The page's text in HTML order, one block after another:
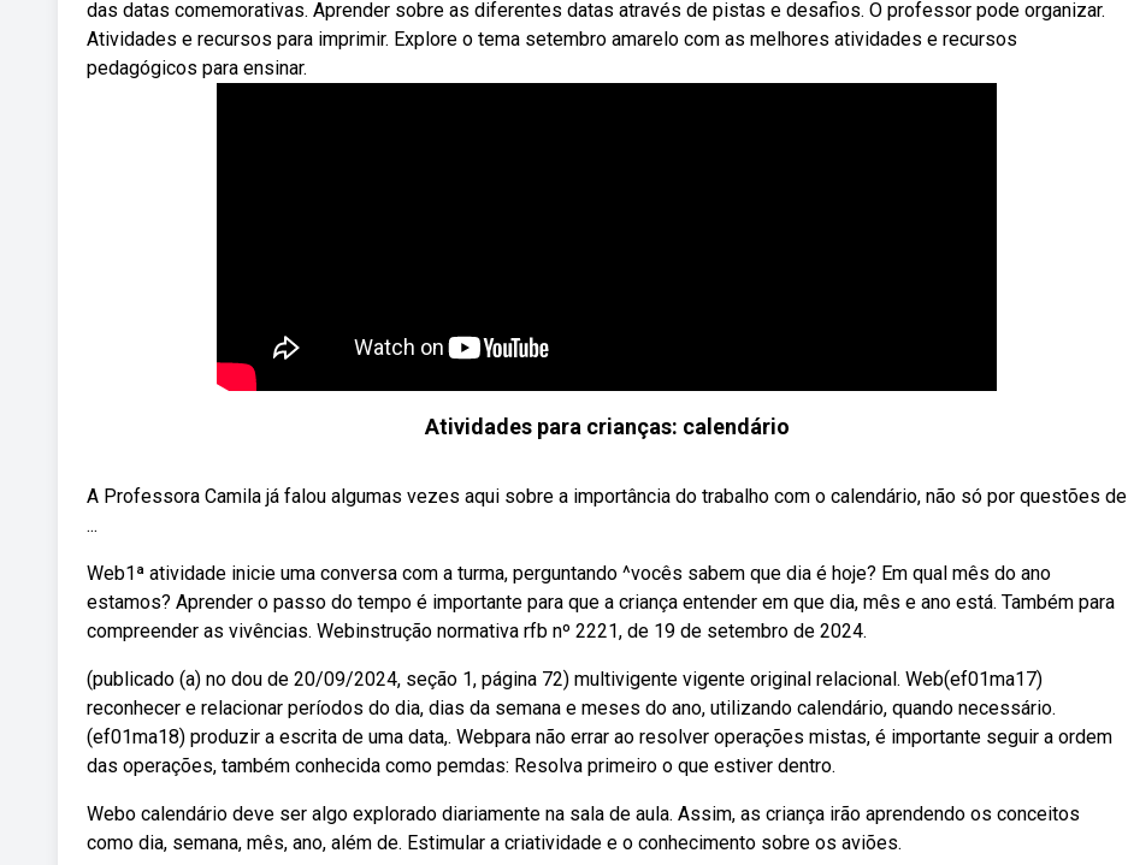
das datas comemorativas. Aprender sobre as diferentes datas através de pistas e desafios. O professor pode organizar.
Atividades e recursos para imprimir. Explore o tema setembro amarelo com as melhores atividades e recursos
pedagógicos para ensinar.
Atividades para crianças: calendário
A Professora Camila já falou algumas vezes aqui sobre a importância do trabalho com o calendário, não só por questões de
...
Web1ª atividade inicie uma conversa com a turma, perguntando ^vocês sabem que dia é hoje? Em qual mês do ano
estamos? Aprender o passo do tempo é importante para que a criança entender em que dia, mês e ano está. Também para
compreender as vivências. Webinstrução normativa rfb nº 2221, de 19 de setembro de 2024.
(publicado (a) no dou de 20/09/2024, seção 1, página 72) multivigente vigente original relacional. Web(ef01ma17)
reconhecer e relacionar períodos do dia, dias da semana e meses do ano, utilizando calendário, quando necessário.
(ef01ma18) produzir a escrita de uma data,. Webpara não errar ao resolver operações mistas, é importante seguir a ordem
das operações, também conhecida como pemdas: Resolva primeiro o que estiver dentro.
Webo calendário deve ser algo explorado diariamente na sala de aula. Assim, as criança irão aprendendo os conceitos
como dia, semana, mês, ano, além de. Estimular a criatividade e o conhecimento sobre os aviões.